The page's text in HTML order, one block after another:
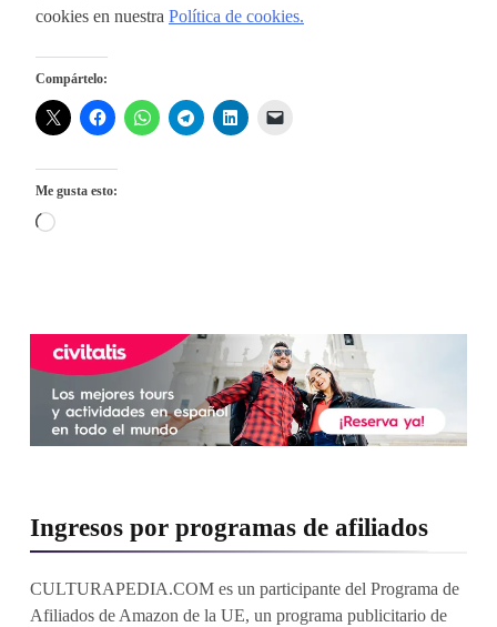
cookies en nuestra Política de cookies.
Compártelo:
Me gusta esto:
Cargando...
Ingresos por programas de afiliados
CULTURAPEDIA.COM es un participante del Programa de
Afiliados de Amazon de la UE, un programa publicitario de